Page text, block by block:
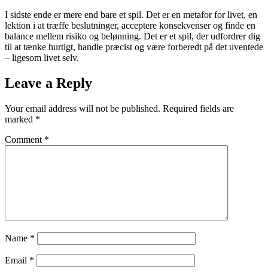
I sidste ende er mere end bare et spil. Det er en metafor for livet, en
lektion i at træffe beslutninger, acceptere konsekvenser og finde en
balance mellem risiko og belønning. Det er et spil, der udfordrer dig
til at tænke hurtigt, handle præcist og være forberedt på det uventede
– ligesom livet selv.
Leave a Reply
Your email address will not be published. Required fields are
marked *
Comment *
Name *
Email *